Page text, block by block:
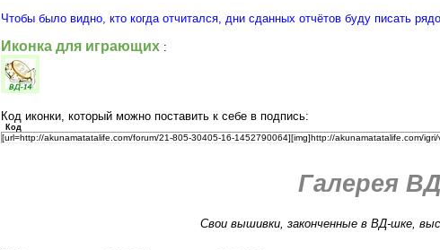
Чтобы было видно, кто когда отчитался, дни сданных отчётов буду писать
Иконка для играющих :
Код иконки, который можно поставить к себе в подпись:
Код
[url=http://akunamatatalife.com/forum/21-805-30405-16-1452790064][img]http://akunamatatalife.com/igri/
Галерея
Свои вышивки, законченные в ВД-шке,